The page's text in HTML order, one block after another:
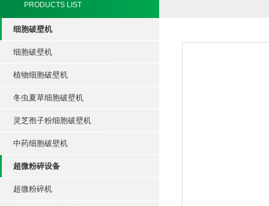
PRODUCTS LIST
细胞破壁机
细胞破壁机
植物细胞破壁机
冬虫夏草细胞破壁机
灵芝孢子粉细胞破壁机
中药细胞破壁机
超微粉碎设备
超微粉碎机